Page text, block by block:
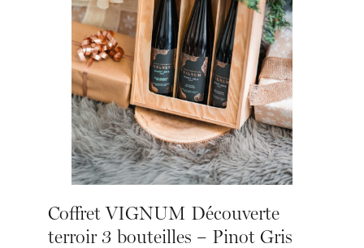
Coffret VIGNUM Découverte
terroir 3 bouteilles – Pinot Gris